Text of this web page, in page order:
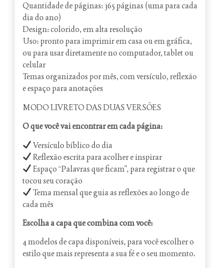
Quantidade de páginas: 365 páginas (uma para cada
dia do ano)
Design: colorido, em alta resolução
Uso: pronto para imprimir em casa ou em gráfica,
ou para usar diretamente no computador, tablet ou
celular
Temas organizados por mês, com versículo, reflexão
e espaço para anotações
MODO LIVRETO DAS DUAS VERSÕES
O que você vai encontrar em cada página:
Versículo bíblico do dia
Reflexão escrita para acolher e inspirar
Espaço “Palavras que ficam”, para registrar o que
tocou seu coração
Tema mensal que guia as reflexões ao longo de
cada mês
Escolha a capa que combina com você:
4 modelos de capa disponíveis, para você escolher o
estilo que mais representa a sua fé e o seu momento.